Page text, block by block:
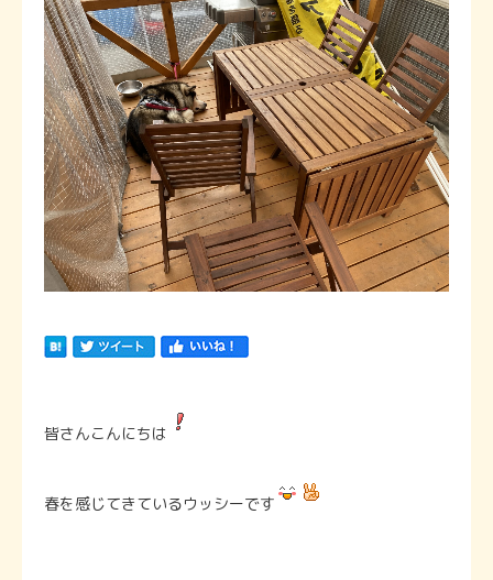
皆さんこんにちは
春を感じてきているウッシーです